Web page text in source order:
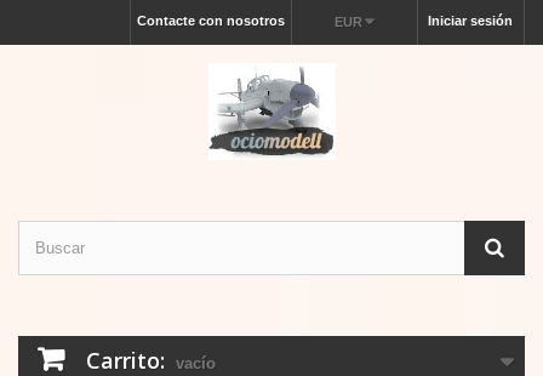
Iniciar sesión
EUR
Contacte con nosotros
Carrito: vacío